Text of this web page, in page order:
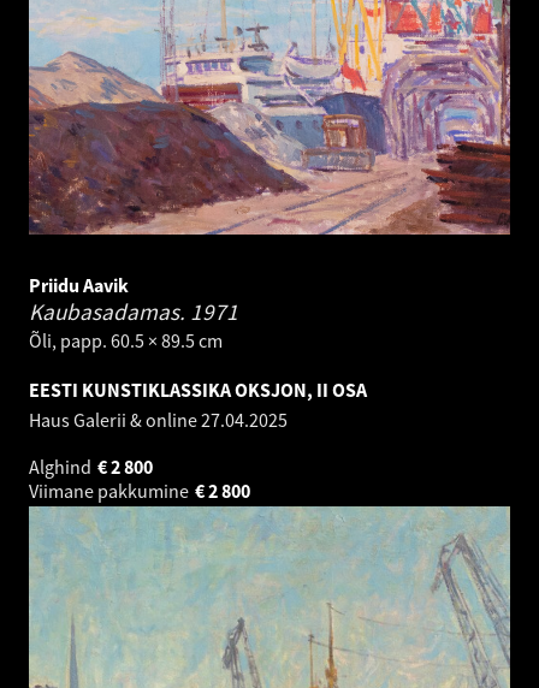
Priidu Aavik
Kaubasadamas. 1971
Õli, papp. 60.5 × 89.5 cm
EESTI KUNSTIKLASSIKA OKSJON, II OSA
Haus Galerii & online27.04.2025
Alghind
2 800
€
Viimane pakkumine
2 800
€